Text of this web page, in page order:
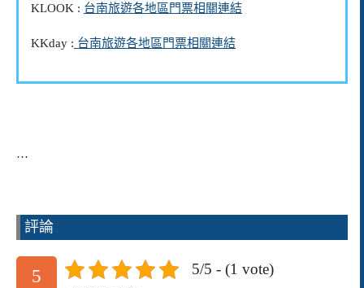
KLOOK : 台南旅遊各地區門票相關連結
KKday : 台南旅遊各地區門票相關連結
…
評論
5 5/5 - (1 vote)